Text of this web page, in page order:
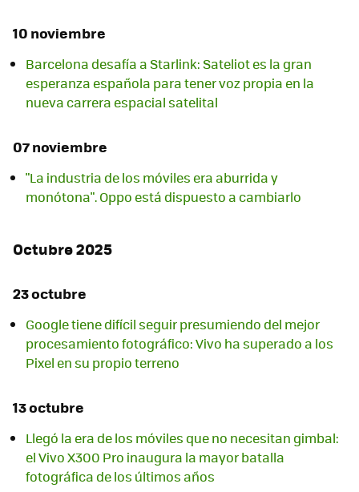
10 noviembre
Barcelona desafía a Starlink: Sateliot es la gran
esperanza española para tener voz propia en la
nueva carrera espacial satelital
07 noviembre
"La industria de los móviles era aburrida y
monótona". Oppo está dispuesto a cambiarlo
Octubre 2025
23 octubre
Google tiene difícil seguir presumiendo del mejor
procesamiento fotográfico: Vivo ha superado a los
Pixel en su propio terreno
13 octubre
Llegó la era de los móviles que no necesitan gimbal:
el Vivo X300 Pro inaugura la mayor batalla
fotográfica de los últimos años